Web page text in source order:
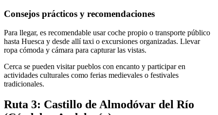
Consejos prácticos y recomendaciones
Para llegar, es recomendable usar coche propio o transporte público
hasta Huesca y desde allí taxi o excursiones organizadas. Llevar
ropa cómoda y cámara para capturar las vistas.
Cerca se pueden visitar pueblos con encanto y participar en
actividades culturales como ferias medievales o festivales
tradicionales.
Ruta 3: Castillo de Almodóvar del Río